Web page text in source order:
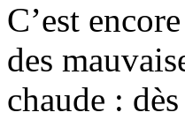
C’est
des
chaude :